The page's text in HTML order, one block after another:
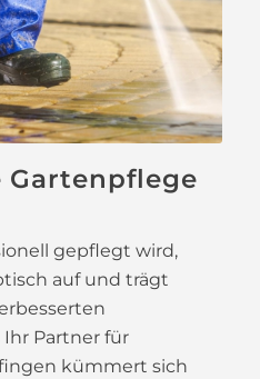
Gartenpflege
gepflegt wird,
auf und trägt
Partner für
kümmert sich